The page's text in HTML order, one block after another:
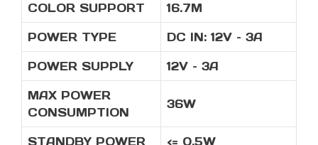
COLOR SUPPORT 16.7M
POWER TYPE DC IN: 12V – 3A
POWER SUPPLY 12V – 3A
MAX POWER
CONSUMPTION
36W
STANDBY POWER <= 0.5W